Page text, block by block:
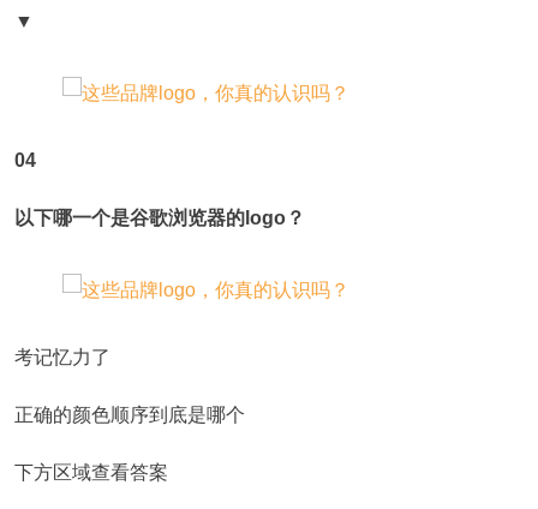
▼
04
以下哪一个是谷歌浏览器的logo？
考记忆力了
正确的颜色顺序到底是哪个
下方区域查看答案